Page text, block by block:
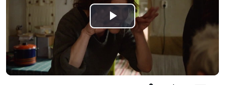
Play
Video